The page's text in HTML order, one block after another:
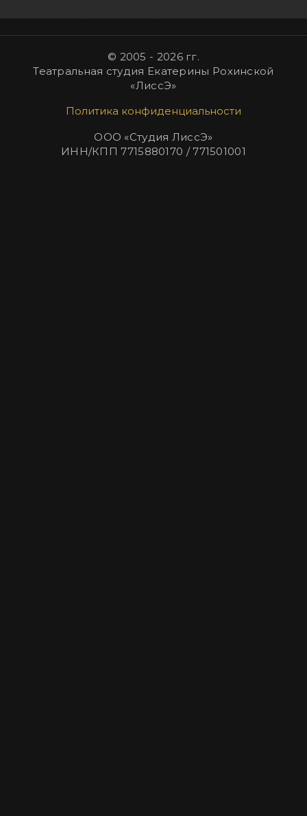
© 2005 - 2026 гг.
Театральная студия Екатерины Рохинской
«ЛиссЭ»
Политика конфиденциальности
ООО «Студия ЛиссЭ»
ИНН/КПП 7715880170 / 771501001